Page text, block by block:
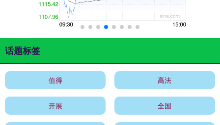
话题标签
值得 高法
开展 全国